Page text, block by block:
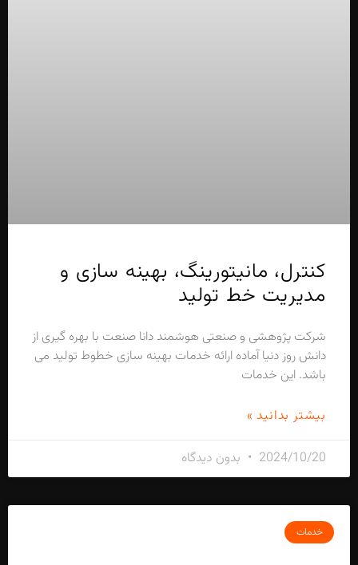
کنترل، مانیتورینگ، بهینه سازی و
مدیریت خط تولید
شرکت پژوهشی و صنعتی هوشمند دانا صنعت با بهره گیری از
دانش روز دنیا آماده ارائه خدمات بهینه سازی خطوط تولید می
باشد. این خدمات
بیشتر بدانید »
2024/10/20 بدون دیدگاه
خدمات